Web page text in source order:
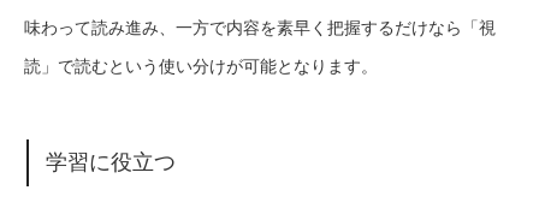
味わって読み進み、一方で内容を素早く把握するだけなら「視
読」で読むという使い分けが可能となります。
学習に役立つ